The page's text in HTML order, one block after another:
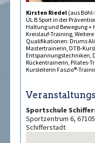
Kirsten Riedel (aus
ÜL B Sport in der
Haltung und Bewegung +
Kreislauf-Training, Weitere
Qualifikationen: Drums
Mastertrainerin, DTB-
Entspannungstechniken,
Rückentrainerin, Pilates-
Kursleiterin Faszio®-
Sportschule
Sportzentrum 6,
Schifferstadt